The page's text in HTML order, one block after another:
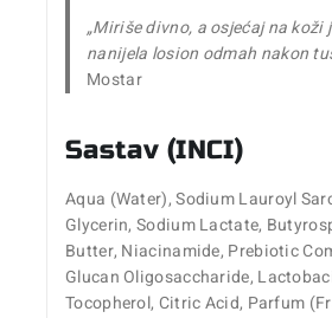
„Miriše divno, a osjećaj na koži
nanijela losion odmah nakon
Mostar
Sastav (INCI)
Aqua (Water), Sodium Lauroyl
Glycerin, Sodium Lactate,
Butter, Niacinamide, Prebiotic
Glucan Oligosaccharide,
Tocopherol, Citric Acid, Parfum